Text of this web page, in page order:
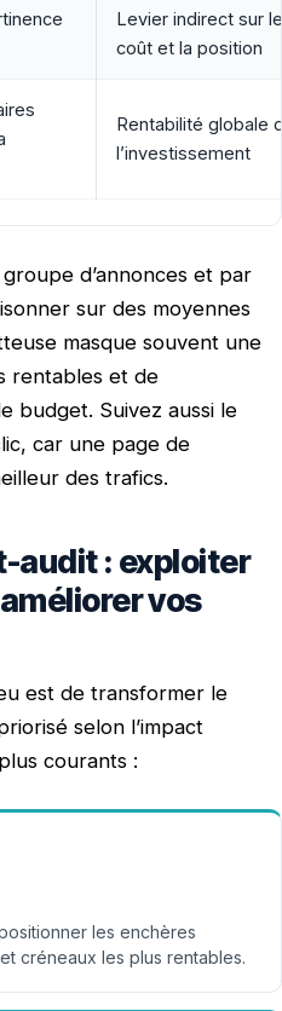
Levier indirect sur le
coût et la position
Rentabilité globale
l’investissement
d’annonces et par
sur des moyennes
masque souvent une
rentables et de
budget. Suivez aussi le
car une page de
des trafics.
audit : exploiter
vos
est de transformer le
selon l’impact
courants :
les enchères
créneaux les plus rentables.